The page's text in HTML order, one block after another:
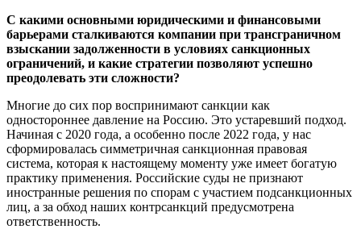
С какими основными юридическими и финансовыми
барьерами сталкиваются компании при трансграничном
взыскании задолженности в условиях санкционных
ограничений, и какие стратегии позволяют успешно
преодолевать эти сложности?
Многие до сих пор воспринимают санкции как
одностороннее давление на Россию. Это устаревший подход.
Начиная с 2020 года, а особенно после 2022 года, у нас
сформировалась симметричная санкционная правовая
система, которая к настоящему моменту уже имеет богатую
практику применения. Российские суды не признают
иностранные решения по спорам с участием подсанкционных
лиц, а за обход наших контрсанкций предусмотрена
ответственность.